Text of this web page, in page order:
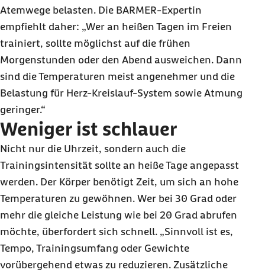
Atemwege belasten. Die BARMER-Expertin
empfiehlt daher: „Wer an heißen Tagen im Freien
trainiert, sollte möglichst auf die frühen
Morgenstunden oder den Abend ausweichen. Dann
sind die Temperaturen meist angenehmer und die
Belastung für Herz-Kreislauf-System sowie Atmung
geringer.“
Weniger ist schlauer
Nicht nur die Uhrzeit, sondern auch die
Trainingsintensität sollte an heiße Tage angepasst
werden. Der Körper benötigt Zeit, um sich an hohe
Temperaturen zu gewöhnen. Wer bei 30 Grad oder
mehr die gleiche Leistung wie bei 20 Grad abrufen
möchte, überfordert sich schnell. „Sinnvoll ist es,
Tempo, Trainingsumfang oder Gewichte
vorübergehend etwas zu reduzieren. Zusätzliche